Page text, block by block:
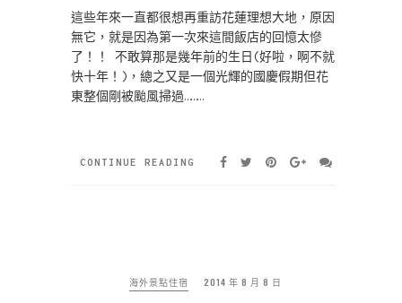
這些年來一直都很想再重訪花蓮理想大地，原因
無它，就是因為第一次來這間飯店的回憶太慘
了！！ 不敢算那是幾年前的生日(好啦，啊不就
快十年！)，總之又是一個光輝的國慶假期但花
東整個剛被颱風掃過………
CONTINUE READING
海外景點住宿 2014 年 8 月 8 日